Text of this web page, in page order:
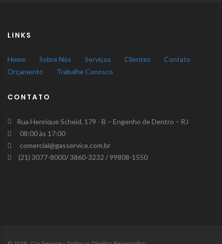
LINKS
Home Sobre Nós Serviços Clientes
Contato
Orçamento
Trabalhe Conosco
CONTATO
Rua Henrique Scheid, 179 - B – Engenho de Dentro – RJ
08:00 às 17:00
comercial@gasservice.com.br
(21) 3077-8000/ 3860-3232 / 99808-1550